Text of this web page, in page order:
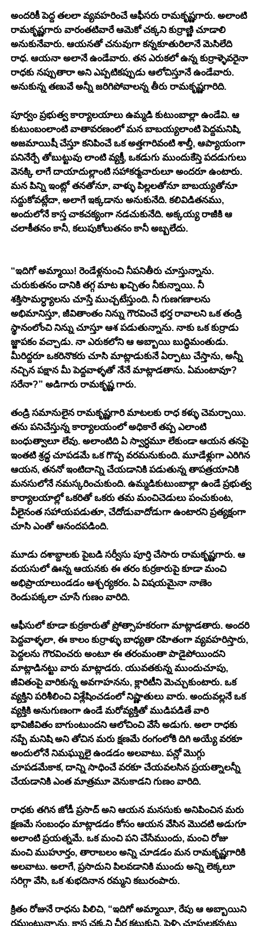
అందరికీ పెద్ద తలలా వ్యవహరించే ఆఫీసరు రామకృష్ణగారు. అలాంటి
రామకృష్ణగారు వారంతటివారే ఆమెకో చక్కని కుర్రాణ్ణి చూడాలి
అనుకునేవారు. ఆయనతో చనువుగా కన్నకూతురిలానే మెసిలేది
రాధ. ఆయనా అలానే ఉండేవారు. తన ఎరుకలో ఉన్న కుర్రాళ్ళెవరైనా
రాధకు నప్పుతారా అని ఎప్పటికప్పుడు ఆలోచిస్తూనే ఉండేవారు.
అనుకున్న తణువే అన్నీ జరిగిపోవాలన్న తీరు రామకృష్ణగారిది.
పూర్వం ప్రభుత్వ కార్యాలయాలు ఉమ్మడి కుటుంబాల్లా ఉండేవి. ఆ
కుటుంబంలాంటి వాతావరణంలో మన బాబయ్యలాంటి పెద్దమనిషి,
అజమాయిషీ చేస్తూ కనిపించే ఒక అత్తగారివంటి శాల్తీ, ఆప్యాయంగా
పనినేర్పే తోబుట్టువు లాంటి వ్యక్తీ, ఒకడుగు ముందుకేస్తె పదడుగులు
వెనక్కి లాగే దాయాదుల్లాంటి సహాకర్మచారులూ అందరూ ఉంటారు.
మన పిన్ని ఇంట్లో తనతోనూ, వాళ్ళు పిల్లలతోనూ బాబయ్యతోనూ
సద్దుకోవట్లేదా, అలాగే ఇక్కడాను అనుకునేది. కలివిడితనము,
అందులోనే కాస్త చాకచక్యంగా నడచుకునేది. అక్కయ్య రాజీకి ఆ
చలాకీతనం కానీ, కలుపుకోలుతనం కానీ అబ్బలేదు.
“ఇదిగో అమ్మాయి! రెండేళ్లనుంచి నీపనితీరు చూస్తున్నాను.
చురుకుతనం దానికి తగ్గ మాట ఖచ్చితం నీకున్నాయి. నీ
శక్తిసామర్ధ్యాలను చూస్తే ముచ్చటేస్తుంది. నీ గుణగణాలను
అభిమానిస్తూ, జీవితాంతం నిన్ను గౌరవించే భర్త రావాలని ఒక తండ్రి
స్థానంలోంచి నిన్ను చూస్తూ ఆశ పడుతున్నాను. నాకు ఒక కుర్రాడు
జ్జాపకం వచ్చాడు. నా ఎరుకలోని ఆ అబ్బాయి బుద్ధిమంతుడు.
మీరిద్దరూ ఒకరినొకరు చూసి మాట్లాడుకునే ఏర్పాటు చేస్తాను, అన్నీ
నచ్చిన పక్షాన మీ పెద్దవాళ్ళతో నేనే మాట్లాడతాను. ఏమంటావూ?
సరేనా?” అడిగారు రామకృష్ణ గారు.
తండ్రి సమానులైన రామకృష్ణగారి మాటలకు రాధ కళ్ళు చెమర్చాయి.
తను పనిచేస్తున్న కార్యాలయంలో అధికారే తప్ప ఎలాంటి
బంధుత్వాలూ లేవు. అలాంటిది ఏ స్వార్ధమూ లేకుండా ఆయన తనపై
ఇంతటి శ్రద్ధ చూపడమే ఒక గొప్ప వరమనుకుంది. మూడేళ్లుగా ఎరిగిన
ఆయన, తననో ఇంటిదాన్ని చేయడానికి పడుతున్న తాపత్రయానికి
మనసులోనే నమస్కరించుకుంది. ఉమ్మడికుటుంబాల్లా ఉండే ప్రభుత్వ
కార్యాలయాల్లో ఒకరితో ఒకరు తమ మంచిచెడులు పంచుకుంట,
వీలైనంత సహాయపడుతూ, చేదోడువాదోడుగా ఉంటారని ప్రత్యక్షంగా
చూసి ఎంతో ఆనందపడింది.
మూడు దశాబ్దాలకు పైబడి సర్వీసు పూర్తి చేసారు రామకృష్ణగారు. ఆ
వయసులో ఊన్న ఆయనకు ఈ తరం కుర్రకారుపై కూడా మంచి
అభిప్రాయాలుండడం ఆశ్చర్యకరం. ఏ విషయమైనా నాణెం
రెండుపక్కలా చూసే గుణం వారిది.
ఆఫీసులో కూడా కుర్రకారుతో ప్రోత్సాహకరంగా మాట్లాడతారు. అందరి
పెద్దవాళ్ళలా, ఈ కాలం కుర్రాళ్ళు బాధ్యతా రహితంగా వ్యవహరిస్తారు,
పెద్దలను గౌరవించరు అంటూ ఈ తరంమంతా పాడైపోయిందని
మాట్లాడినట్టు వారు మాట్లాడరు. యువతకున్న ముందుచూపు,
జీవితంపై వారికున్న అవగాహనను, క్లారిటీని మెచ్చుకుంటారు. ఒక
వ్యక్తిని పరిశీలించి విశ్లేషించడంలో నిష్ణాతులు వారు. అందువల్లనే ఒక
వ్యక్తికి అనుగుణంగా ఉండే మరోవ్యక్తితో ముడిపడితే వారి
భావిజీవితం బాగుంటుందని ఆలోచించి వేసే అడుగు. అలా రాధకు
నప్పే మనిషి అని తోచిన మరు క్షణమే రంగంలోకి దిగి అయ్యే వరకూ
అందులోనే నిమఘ్నులై ఉండడం అలవాటు. పన్లో మొగ్గు
చూపడమేకాక, దాన్ని సాధించే వరకూ చేయవలసిన ప్రయత్నాలన్నీ
చేయడానికి ఎంత మాత్రమూ వెనుకాడని గుణం వారిది.
రాధకు తగిన జోడీ ప్రసాద్ అని ఆయన మనసుకు అనిపించిన మరు
క్షణమే సంబంధం మాట్లాడడం కోసం ఆయన వేసిన మొదటి అడుగూ
అలాంటి ప్రయత్నమే. ఒక మంచి పని చేసేముందు, మంచి రోజు
మంచి ముహూర్తం, తారాబలం అన్ని చూడడం మన రామకృష్ణగారికి
అలవాటు. అలాగే, ప్రసాదుని పిలవడానికి ముందు అన్ని లెక్కలూ
సరిగ్గా వేసి, ఒక శుభదినాన రమ్మని కబురంపారు.
క్రితం రోజునే రాధను పిలిచి, “ఇదిగో అమ్మాయీ, రేపు ఆ అబ్బాయిని
రమ్మంటున్నాను. కాస్త చక్కని చీర కట్టుకుని, పెళ్ళి చూపులకన్నట్టు